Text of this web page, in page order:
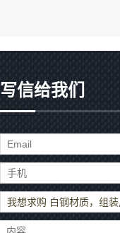
写信给我们